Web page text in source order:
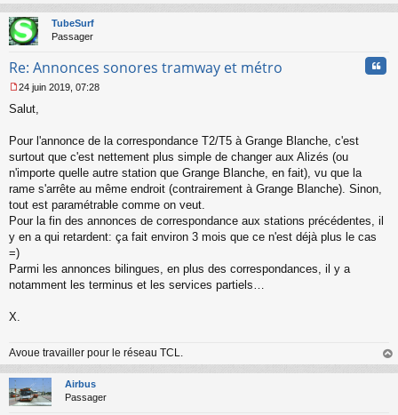
u
au
TubeSurf
Passager
Re: Annonces sonores tramway et métro
e
s
g
e
n
o
n
u
24 juin 2019, 07:28
Salut,
Pour l'annonce de la correspondance T2/T5 à Grange Blanche, c'est
surtout que c'est nettement plus simple de changer aux Alizés (ou
n'importe quelle autre station que Grange Blanche, en fait), vu que la
rame s'arrête au même endroit (contrairement à Grange Blanche). Sinon,
tout est paramétrable comme on veut.
Pour la fin des annonces de correspondance aux stations précédentes, il
y en a qui retardent: ça fait environ 3 mois que ce n'est déjà plus le cas
=)
Parmi les annonces bilingues, en plus des correspondances, il y a
notamment les terminus et les services partiels…
X.
Avoue travailler pour le réseau TCL.
au
Airbus
Passager